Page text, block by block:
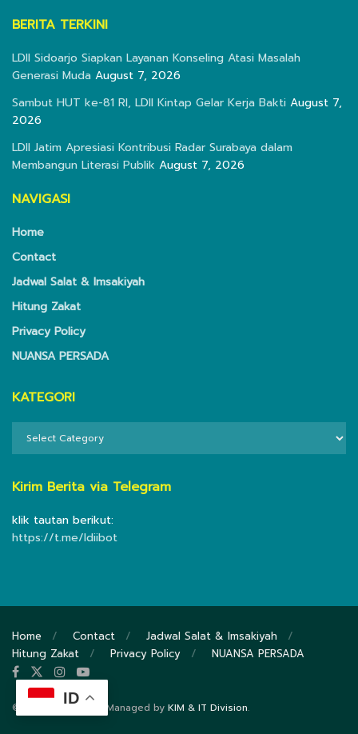
BERITA TERKINI
LDII Sidoarjo Siapkan Layanan Konseling Atasi Masalah
Generasi Muda August 7, 2026
Sambut HUT ke-81 RI, LDII Kintap Gelar Kerja Bakti August 7,
2026
LDII Jatim Apresiasi Kontribusi Radar Surabaya dalam
Membangun Literasi Publik August 7, 2026
NAVIGASI
Home
Contact
Jadwal Salat & Imsakiyah
Hitung Zakat
Privacy Policy
NUANSA PERSADA
KATEGORI
KATEGORI
Kirim Berita via Telegram
klik tautan berikut:
https://t.me/ldiibot
Home Contact
Jadwal Salat & Imsakiyah
Hitung Zakat
Privacy Policy NUANSA PERSADA
© 2020 DPP LDII - Managed by KIM & IT Division.
ID